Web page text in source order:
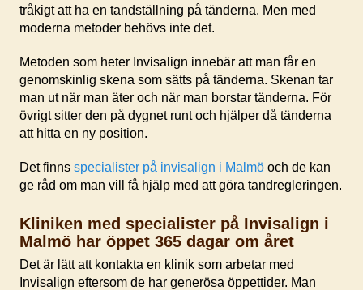
tråkigt att ha en tandställning på tänderna. Men med
moderna metoder behövs inte det.
Metoden som heter Invisalign innebär att man får en
genomskinlig skena som sätts på tänderna. Skenan tar
man ut när man äter och när man borstar tänderna. För
övrigt sitter den på dygnet runt och hjälper då tänderna
att hitta en ny position.
Det finns specialister på invisalign i Malmöoch de kan
ge råd om man vill få hjälp med att göra tandregleringen.
Kliniken med specialister på Invisalign i
Malmö har öppet 365 dagar om året
Det är lätt att kontakta en klinik som arbetar med
Invisalign eftersom de har generösa öppettider. Man